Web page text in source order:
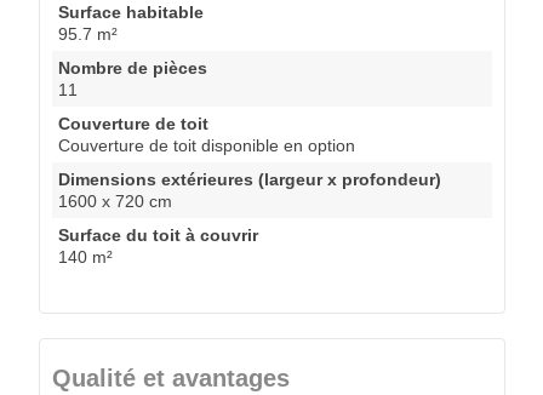
Surface habitable
95.7 m²
Nombre de pièces
11
Couverture de toit
Couverture de toit disponible en option
Dimensions extérieures (largeur x profondeur)
1600 x 720 cm
Surface du toit à couvrir
140 m²
Qualité et avantages